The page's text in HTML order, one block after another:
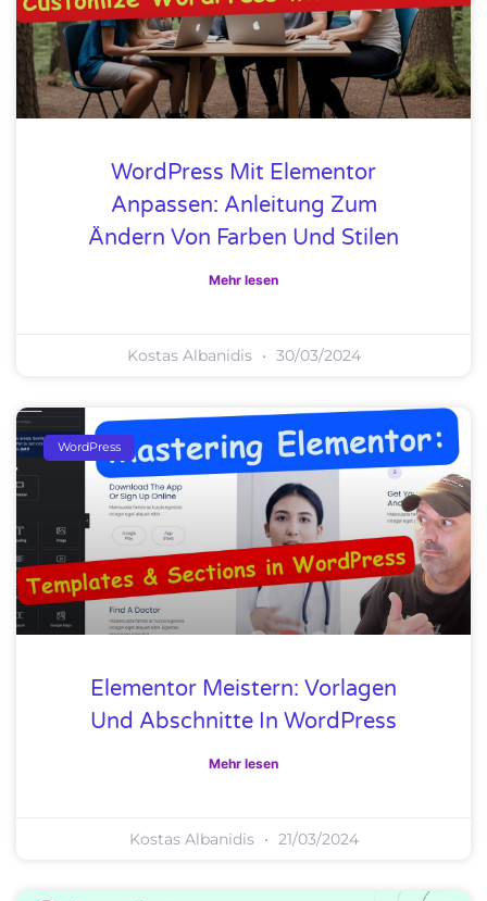
WordPress Mit Elementor
Anpassen: Anleitung Zum
Ändern Von Farben Und Stilen
Mehr lesen
Kostas Albanidis 30/03/2024
WordPress
Elementor Meistern: Vorlagen
Und Abschnitte In WordPress
Mehr lesen
Kostas Albanidis 21/03/2024